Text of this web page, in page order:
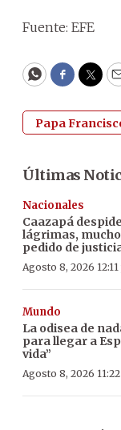
Fuente: EFE
WhatsApp
Papa
Últimas
Nacionales
Caazapá
lágrimas,
pedido de
Agosto 8, 2026 12:11
Mundo
La odisea de
para llegar a
vida”
Agosto 8, 2026